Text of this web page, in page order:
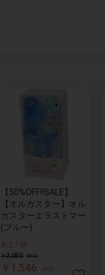
【50%OFF!!SALE】
【オルガスター】オル
ガスターエラストマー
(ブルー)
あと1個
￥3,080 (税込)
￥1,546 (税込)